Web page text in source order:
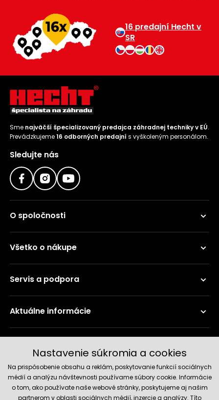
16 predajní Hecht v
SR
Sme najväčší špecializovaný predajca záhradnej techniky v EÚ.
Prevádzkujeme16 odborných predajní s vyškoleným personálom.
Sledujte nás
O spoločnosti
Všetko o nákupe
Servis a podpora
Aktuálne informácie
Nastavenie súkromia a cookies
Na prispôsobenie obsahu a reklám, poskytovanie funkcií sociálnych
médií a analýzu návštevnosti používame súbory cookie. Informácie
o tom, ako používate naše webové stránky, poskytujeme aj našim
partnerom v oblasti sociálnych médií, inzercie a analýzy. Títo